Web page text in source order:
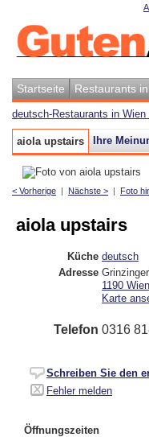
Startseite Restaurants
deutsch-Restaurants in Wien
aiola upstairs Ihre
< Vorherige | Nächste > | Foto
aiola upstairs
Küche deutsch
Adresse
1190 Wien
Karte
Telefon 0316
Schreiben Sie den
Fehler melden
Öffnungszeiten